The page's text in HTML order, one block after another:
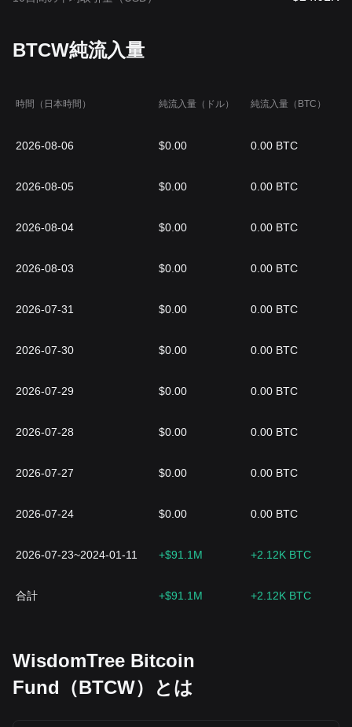
BTCW純流入量
時間（日本時間） 純流入量（ドル） 純流入量（BTC）
2026-08-06 $0.00 0.00 BTC
2026-08-05 $0.00 0.00 BTC
2026-08-04 $0.00 0.00 BTC
2026-08-03 $0.00 0.00 BTC
2026-07-31 $0.00 0.00 BTC
2026-07-30 $0.00 0.00 BTC
2026-07-29 $0.00 0.00 BTC
2026-07-28 $0.00 0.00 BTC
2026-07-27 $0.00 0.00 BTC
2026-07-24 $0.00 0.00 BTC
2026-07-23~2024-01-11 +$91.1M +2.12K BTC
合計 +$91.1M +2.12K BTC
WisdomTree Bitcoin
Fund（BTCW）とは